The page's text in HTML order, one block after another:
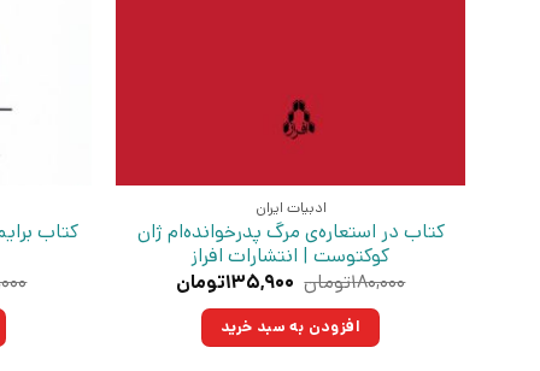
ادبیات ایران
کتاب در استعاره‌ی مرگ پدرخوانده‌ام ژان
کوکتوست | انتشارات افراز
۱۸۰,۰۰۰تومان قیمت
۱۸۰,۰۰۰تومان
بود.
۱۳۵,۹۰۰تومان
افزودن به سبد خرید
کتاب